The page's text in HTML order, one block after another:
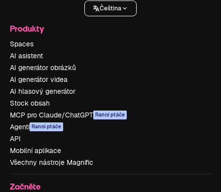
Čeština
Produkty
Spaces
AI asistent
AI generátor obrázků
AI generátor videa
AI hlasový generátor
Stock obsah
MCP pro Claude/ChatGPT Ranní ptáče
Agenti Ranní ptáče
API
Mobilní aplikace
Všechny nástroje Magnific
Začněte